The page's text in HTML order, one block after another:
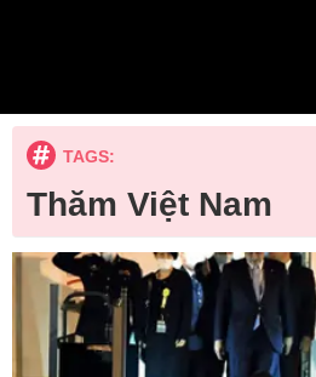
TAGS:
Thăm Việt Nam